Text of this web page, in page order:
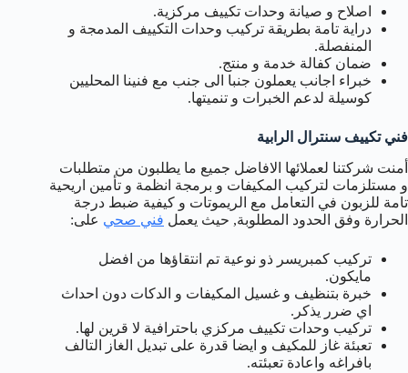
اصلاح و صيانة وحدات تكييف مركزية.
دراية تامة بطريقة تركيب وحدات التكييف المدمجة و
المنفصلة.
ضمان كفالة خدمة و منتج.
خبراء اجانب يعملون جنبا الى جنب مع فنينا المحليين
كوسيلة لدعم الخبرات و تنميتها.
فني تكييف سنترال الرابية
أمنت شركتنا لعملائها الافاضل جميع ما يطلبون من متطلبات
و مستلزمات لتركيب المكيفات و برمجة انظمة و تأمين اريحية
تامة للزبون في التعامل مع الريموتات و كيفية ضبط درجة
الحرارة وفق الحدود المطلوبة, حيث يعمل فني صحي على:
تركيب كمبريسر ذو نوعية تم انتقاؤها من افضل
مايكون.
خبرة بتنظيف و غسيل المكيفات و الدكات دون احداث
اي ضرر يذكر.
تركيب وحدات تكييف مركزي باحترافية لا قرين لها.
تعبئة غاز للمكيف و ايضا قدرة على تبديل الغاز التالف
بافراغه واعادة تعبئته.